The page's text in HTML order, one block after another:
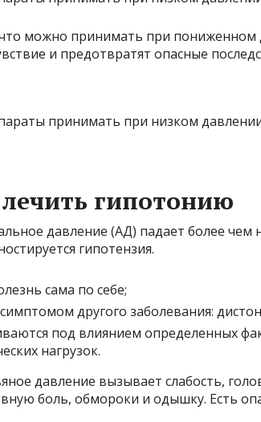
можно принимать при пониженном
и предотвратят опасные
гипотонию
давление (АД) падает более чем
гипотензия.
сама по себе;
другого заболевания:
под влиянием определенных
нагрузок.
давление вызывает слабость,
боль, обмороки и одышку. Есть